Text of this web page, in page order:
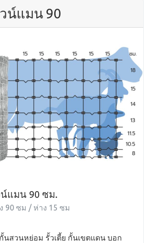
น์แมน 90
แมน 90 ซม.
90 ซม / ห่าง 15 ซม
นสวนหย่อม รั้วเตี้ย กั้นเขตแดน บอก